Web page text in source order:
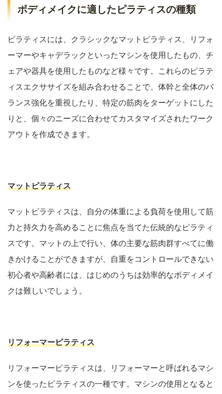
ボディメイクに適したピラティスの種類
ピラティスには、クラシックなマットピラティス、リフォ
ーマーやキャデラックといったマシンを使用したもの、チ
ェアや器具を使用したものなど様々です。これらのピラテ
ィスエクササイズを組み合わせることで、体幹と全体のバ
ランス強化を重視したり、特定の筋肉をターゲットにした
りと、個々のニーズに合わせてカスタマイズされたワーク
アウトを作成できます。
マットピラティス
マットピラティスは、自分の体重による負荷を使用して筋
力と持久力を高めることに焦点を当てた伝統的なピラティ
スです。マットの上で行い、体の主要な筋肉群すべてに働
きかけることができますが、自重をコントロールできない
初心者や高齢者には、はじめのうちは効率的なボディメイ
クは難しいでしょう。
リフォーマーピラティス
リフォーマーピラティスは、リフォーマーと呼ばれるマシ
ンを使ったピラティスの一種です。マシンの使用となると